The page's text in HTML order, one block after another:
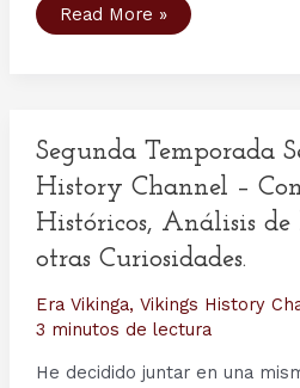
Personajes
serie
Lodbrok
Read More »
Segunda Temporada
History Channel –
Históricos, Análisis
otras Curiosidades.
Era Vikinga, Vikings History
3 minutos de lectura
He decidido juntar en una